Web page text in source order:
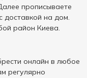
прописываете
доставкой на дом.
район Киева.
онлайн в любое
регулярно